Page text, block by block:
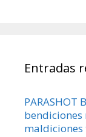
Entradas
PARASHOT
bendiciones